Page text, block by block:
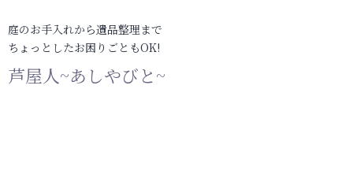
庭のお手入れから遺品整理まで
ちょっとしたお困りごともOK!
芦屋人~あしやびと~